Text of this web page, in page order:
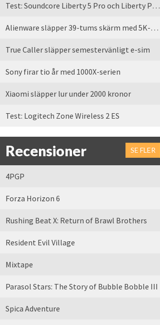
Test: Soundcore Liberty 5 Pro och Liberty Pro Max
Alienware släpper 39-tums skärm med 5K-upplösning
True Caller släpper semestervänligt e-sim
Sony firar tio år med 1000X-serien
Xiaomi släpper lur under 2000 kronor
Test: Logitech Zone Wireless 2 ES
Recensioner SE FLER
4PGP
Forza Horizon 6
Rushing Beat X: Return of Brawl Brothers
Resident Evil Village
Mixtape
Parasol Stars: The Story of Bubble Bobble III
Spica Adventure